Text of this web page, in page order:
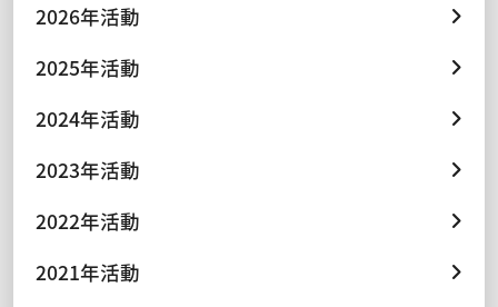
2026年活動
2025年活動
2024年活動
2023年活動
2022年活動
2021年活動